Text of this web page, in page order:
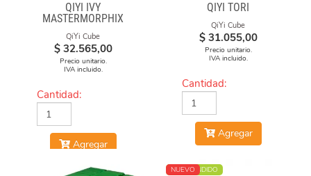
QIYI IVY
MASTERMORPHIX
QiYi Cube
$ 32.565,00
Precio unitario.
IVA incluido.
Cantidad:
Agregar
QIYI TORI
QiYi Cube
$ 31.055,00
Precio unitario.
IVA incluido.
Cantidad:
Agregar
MÁS VENDIDO
NUEVO